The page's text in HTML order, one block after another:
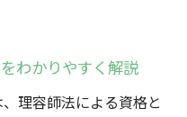
わかりやすく解説
理容師法による資格と